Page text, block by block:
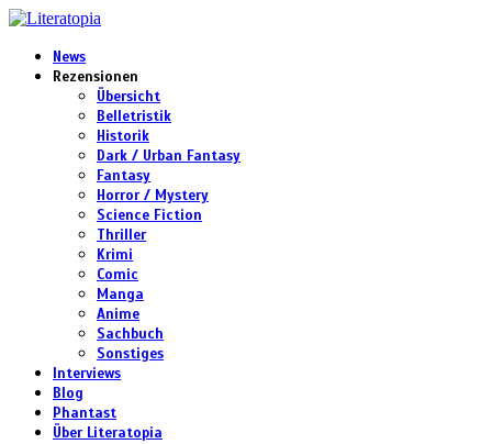
News
Rezensionen
Übersicht
Belletristik
Historik
Dark / Urban Fantasy
Fantasy
Horror / Mystery
Science Fiction
Thriller
Krimi
Comic
Manga
Anime
Sachbuch
Sonstiges
Interviews
Blog
Phantast
Über Literatopia